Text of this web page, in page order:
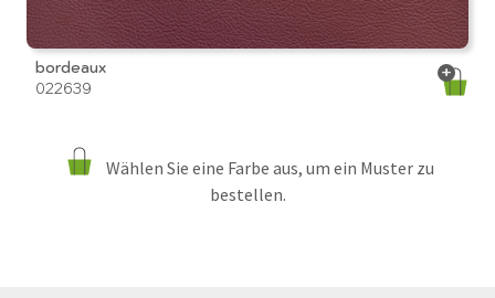
bordeaux
022639
Wählen Sie eine Farbe aus, um ein Muster zu
bestellen.